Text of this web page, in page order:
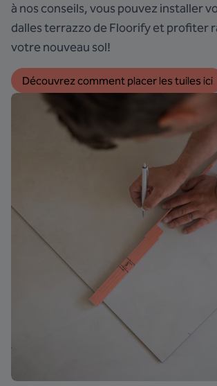
à nos conseils, vous pouvez installer
dalles terrazzo de Floorify et profiter
votre nouveau sol!
Découvrez comment placer les tuiles ici